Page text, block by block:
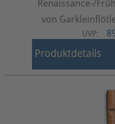
Renaissance-/
von
UVP:
Produktdetails